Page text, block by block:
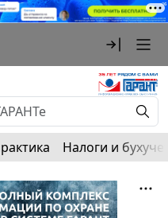
Налоги и